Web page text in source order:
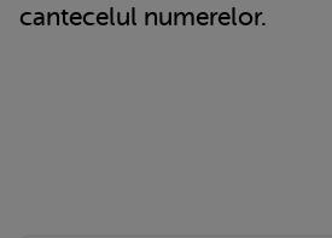
cantecelul numerelor.